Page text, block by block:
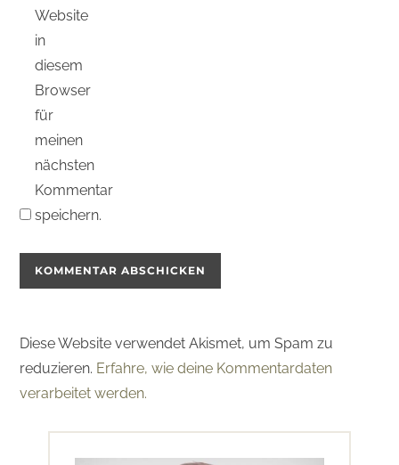
Website
in
diesem
Browser
für
meinen
nächsten
Kommentar
speichern.
Diese Website verwendet Akismet, um Spam zu
reduzieren. Erfahre, wie deine Kommentardaten
verarbeitet werden.